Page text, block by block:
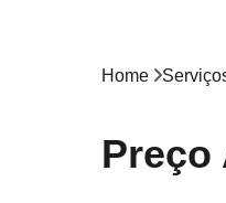
Home
Preço